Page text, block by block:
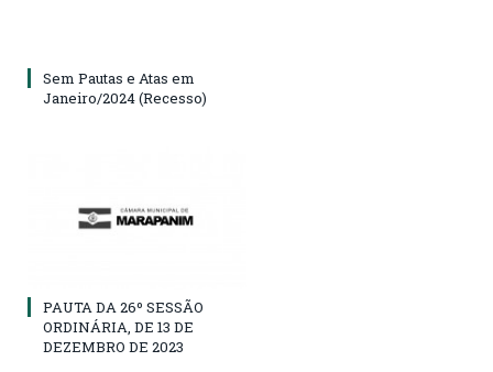
Sem Pautas e Atas em
Janeiro/2024 (Recesso)
PAUTA DA 26º SESSÃO
ORDINÁRIA, DE 13 DE
DEZEMBRO DE 2023